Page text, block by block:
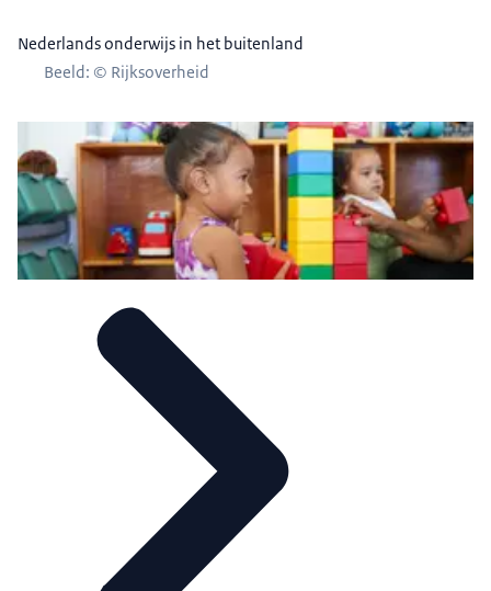
Nederlands onderwijs in het buitenland
Beeld: © Rijksoverheid